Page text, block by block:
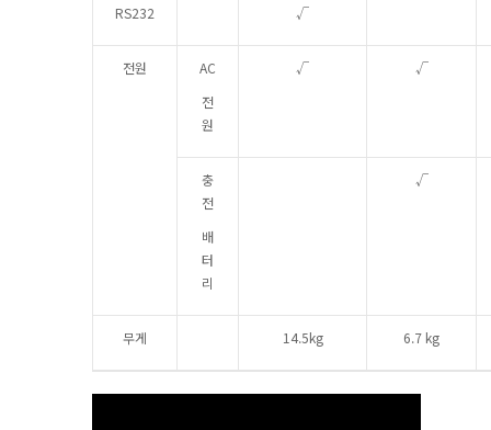
RS232 √
전원
AC
전
원
√ √
충
전
배
터
리
√
무게 14.5kg 6.7 kg